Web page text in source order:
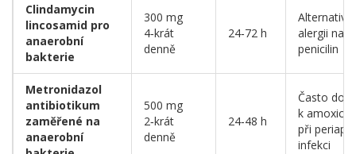
Clindamycin
lincosamid pro
anaerobní
bakterie
300 mg
4‑krát
denně
24‑72 h
Alternativa
alergii na
penicilin
Metronidazol
antibiotikum
zaměřené na
anaerobní
500 mg
2‑krát
denně
24‑48 h
Často
k
při
infekci